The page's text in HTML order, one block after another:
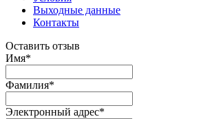
Выходные данные
Контакты
Оставить отзыв
Имя*
Фамилия*
Электронный адрес*